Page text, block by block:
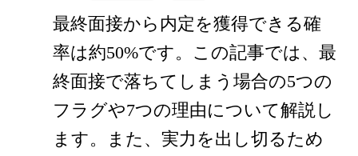
最終面接から内定を獲得できる確
率は約50%です。この記事では、最
終面接で落ちてしまう場合の5つの
フラグや7つの理由について解説し
ます。また、実力を出し切るため